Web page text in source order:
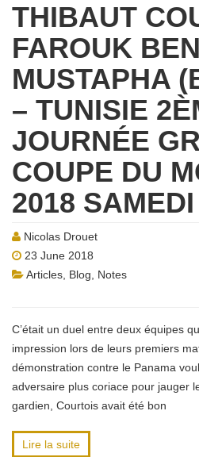
THIBAUT
FAROUK BEN
MUSTAPHA
– TUNISIE
JOURNÉE
COUPE DU
2018
Nicolas Drouet
23 June 2018
Articles Blog
Notes
C’était un duel entre deux équipes
impression lors de leurs premiers
démonstration contre le Panama
adversaire plus coriace pour jauger
gardien, Courtois avait été bon
Lire la suite